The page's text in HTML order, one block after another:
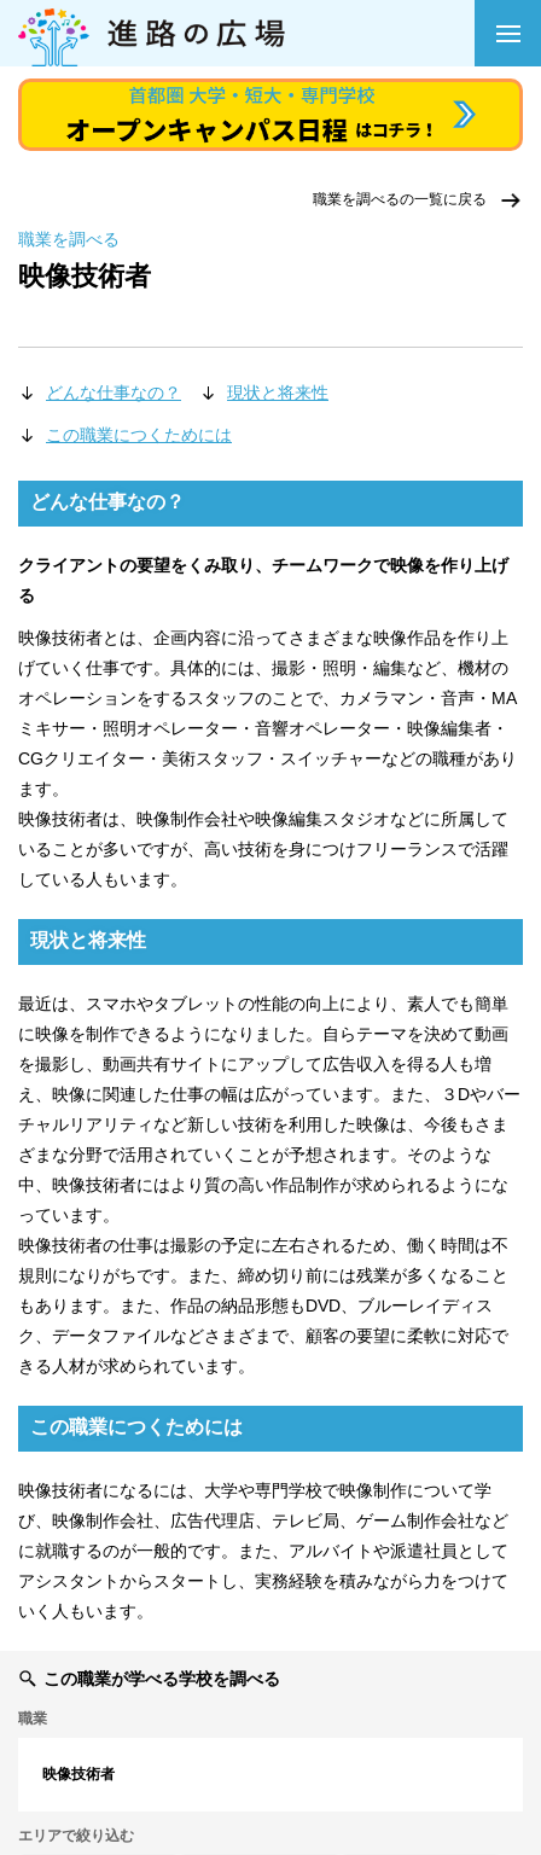
職業を調べるの一覧に戻る
職業を調べる
映像技術者
どんな仕事なの？ 現状と将来性
この職業につくためには
どんな仕事なの？
クライアントの要望をくみ取り、チームワークで映像を作り上げ
る
映像技術者とは、企画内容に沿ってさまざまな映像作品を作り上
げていく仕事です。具体的には、撮影・照明・編集など、機材の
オペレーションをするスタッフのことで、カメラマン・音声・MA
ミキサー・照明オペレーター・音響オペレーター・映像編集者・
CGクリエイター・美術スタッフ・スイッチャーなどの職種があり
ます。
映像技術者は、映像制作会社や映像編集スタジオなどに所属して
いることが多いですが、高い技術を身につけフリーランスで活躍
している人もいます。
現状と将来性
最近は、スマホやタブレットの性能の向上により、素人でも簡単
に映像を制作できるようになりました。自らテーマを決めて動画
を撮影し、動画共有サイトにアップして広告収入を得る人も増
え、映像に関連した仕事の幅は広がっています。また、３Dやバー
チャルリアリティなど新しい技術を利用した映像は、今後もさま
ざまな分野で活用されていくことが予想されます。そのような
中、映像技術者にはより質の高い作品制作が求められるようにな
っています。
映像技術者の仕事は撮影の予定に左右されるため、働く時間は不
規則になりがちです。また、締め切り前には残業が多くなること
もあります。また、作品の納品形態もDVD、ブルーレイディス
ク、データファイルなどさまざまで、顧客の要望に柔軟に対応で
きる人材が求められています。
この職業につくためには
映像技術者になるには、大学や専門学校で映像制作について学
び、映像制作会社、広告代理店、テレビ局、ゲーム制作会社など
に就職するのが一般的です。また、アルバイトや派遣社員として
アシスタントからスタートし、実務経験を積みながら力をつけて
いく人もいます。
この職業が学べる学校を調べる
職業
映像技術者
エリアで絞り込む